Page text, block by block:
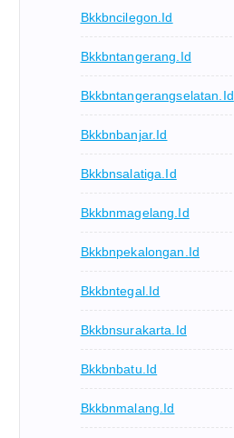
Bkkbncilegon.id
Bkkbntangerang.id
Bkkbntangerangselatan.id
Bkkbnbanjar.id
Bkkbnsalatiga.id
Bkkbnmagelang.id
Bkkbnpekalongan.id
Bkkbntegal.id
Bkkbnsurakarta.id
Bkkbnbatu.id
Bkkbnmalang.id